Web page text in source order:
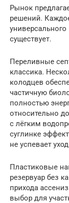
Рынок
решений.
существует.
Переливные
классика.
колодцев
частичную
полностью
относительно
с лёгким
суглинке
не успевает
Пластиковые
резервуар без
прихода
выбор для